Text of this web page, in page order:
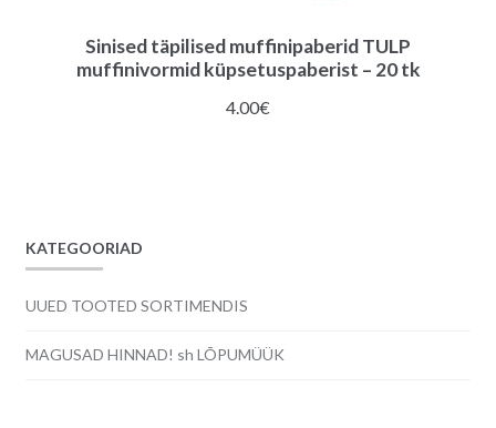
Sinised täpilised muffinipaberid TULP
muffinivormid küpsetuspaberist – 20 tk
4.00€
KATEGOORIAD
UUED TOOTED SORTIMENDIS
MAGUSAD HINNAD! sh LÕPUMÜÜK